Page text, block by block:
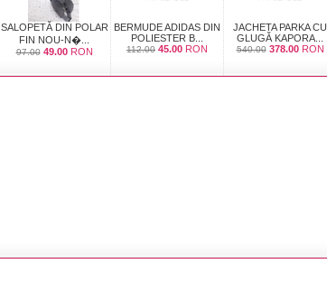
SALOPETĂ DIN POLAR
FIN NOU-N�...
97.00 49.00 RON
BERMUDE ADIDAS DIN
POLIESTER B...
112.00 45.00 RON
JACHETA PARKA CU
GLUGĂ KAPORA...
540.00 378.00 RON